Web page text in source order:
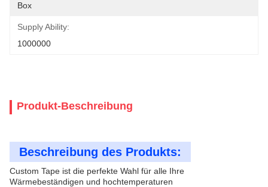
Box
Supply Ability:
1000000
Produkt-Beschreibung
Beschreibung des Produkts:
Custom Tape ist die perfekte Wahl für alle Ihre
Wärmebeständigen und hochtemperaturen